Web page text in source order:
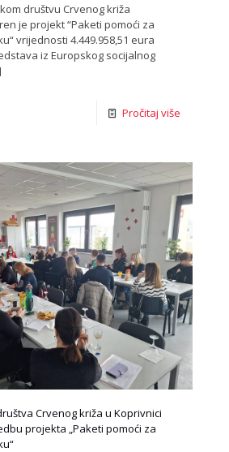
društvu Crvenog križa
je projekt “Paketi pomoći za
vrijednosti 4.449.958,51 eura
iz Europskog socijalnog
Pročitaj više
Crvenog križa u Koprivnici
projekta „Paketi pomoći za